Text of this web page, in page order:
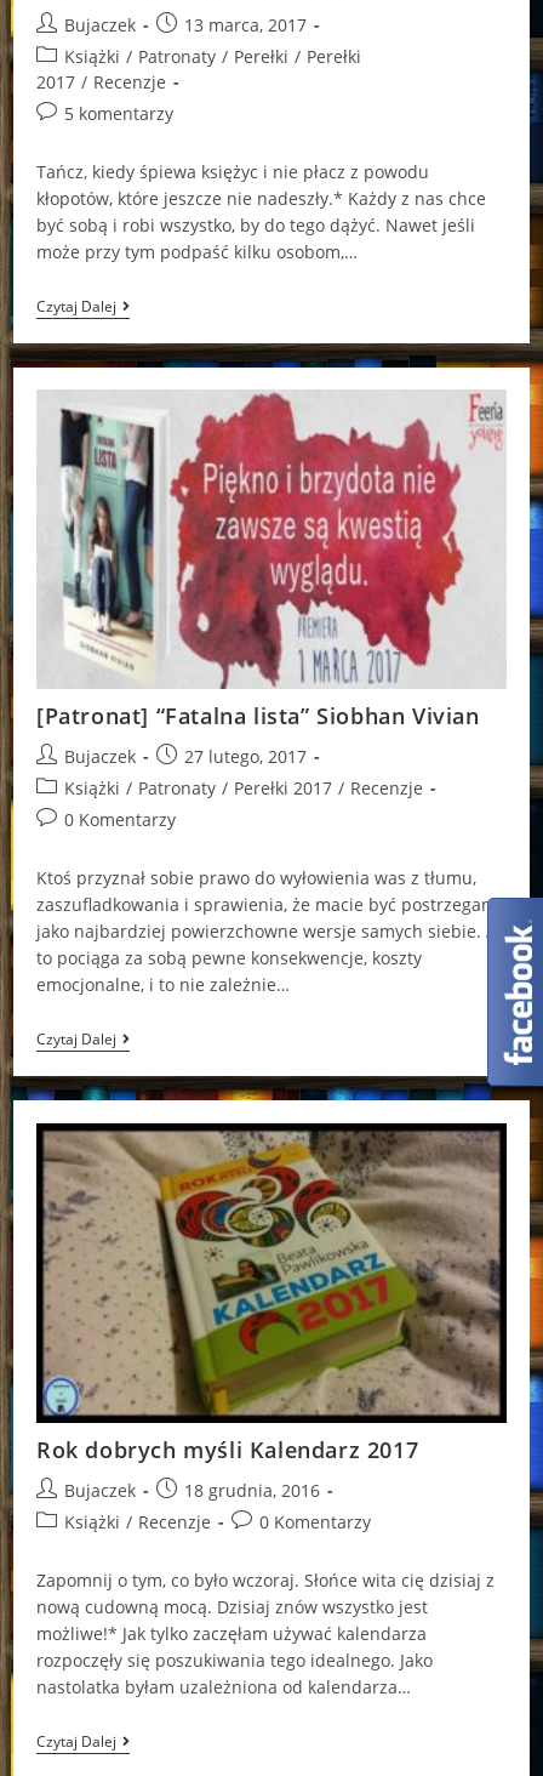
Post
author:
Bujaczek
Post
published:
13 marca, 2017
Post
category:
Książki / Patronaty / Perełki / Perełki
2017 / Recenzje
Post5 komentarzy
Tańcz, kiedy śpiewa księżyc i nie płacz z powodu
kłopotów, które jeszcze nie nadeszły.* Każdy z nas chce
być sobą i robi wszystko, by do tego dążyć. Nawet jeśli
może przy tym podpaść kilku osobom,…
Czytaj DalejZew
Księżyca
Patricia
Briggs
[Patronat] “Fatalna lista” Siobhan Vivian
Post
author:
Bujaczek
Post
published:
27 lutego, 2017
Post
category:
Książki / Patronaty / Perełki 2017 / Recenzje
Post0 Komentarzy
Ktoś przyznał sobie prawo do wyłowienia was z tłumu,
zaszufladkowania i sprawienia, że macie być postrzegane
jako najbardziej powierzchowne wersje samych siebie. A
to pociąga za sobą pewne konsekwencje, koszty
emocjonalne, i to nie zależnie…
Czytaj Dalej[Patronat]
“Fatalna
Lista”
Siobhan
Rok dobrych myśli Kalendarz 2017
Post
author:
Bujaczek
Post
published:
18 grudnia, 2016
PostKsiążki / Recenzje
Post0 Komentarzy
Zapomnij o tym, co było wczoraj. Słońce wita cię dzisiaj z
nową cudowną mocą. Dzisiaj znów wszystko jest
możliwe!* Jak tylko zaczęłam używać kalendarza
rozpoczęły się poszukiwania tego idealnego. Jako
nastolatka byłam uzależniona od kalendarza…
Czytaj DalejRok
Dobrych